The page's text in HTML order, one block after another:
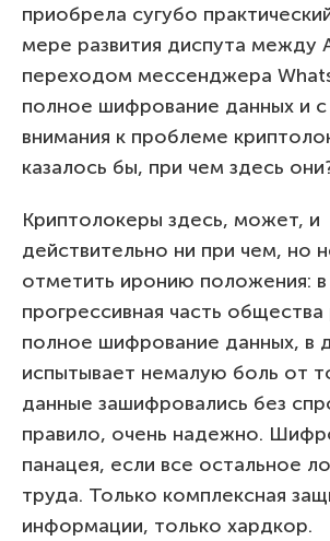
приобрела сугубо
мере развития диспута между
переходом мессенджера
полное шифрование данных и
внимания к проблеме
казалось бы, при чем здесь
Криптолокеры здесь, может, и
действительно ни при чем, но
отметить иронию положения:
прогрессивная часть общества
полное шифрование данных, в
испытывает немалую боль от
данные зашифровались без
правило, очень надежно.
панацея, если все остальное
труда. Только комплексная
информации, только хардкор.